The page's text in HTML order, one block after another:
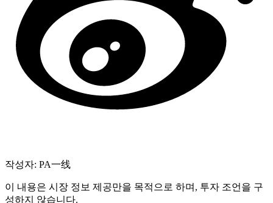
작성자: PA一线
이 내용은 시장 정보 제공만을 목적으로 하며, 투자 조언을 구
성하지 않습니다.